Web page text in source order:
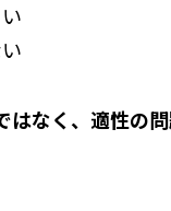
はなく、適性の